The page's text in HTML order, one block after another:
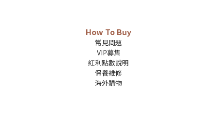
How To Buy
常見問題
VIP募集
紅利點數說明
保養維修
海外購物